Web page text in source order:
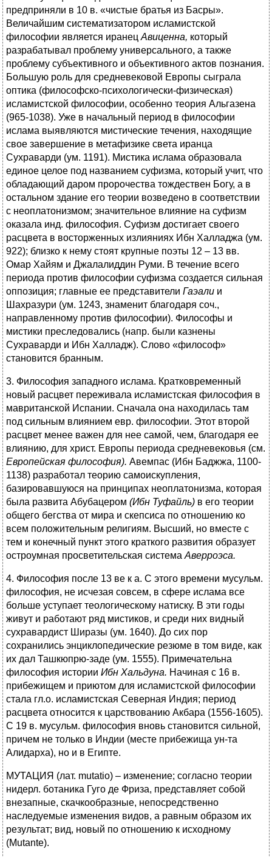
предприняли в 10 в. «чистые братья из Басры».
Величайшим систематизатором исламистской
философии является иранец Авиценна, который
разрабатывал проблему универсального, а также
проблему субъективного и объективного актов познания.
Большую роль для средневековой Европы сыграла
оптика (философско-психологически-физическая)
исламистской философии, особенно теория Альгазена
(965-1038). Уже в начальный период в философии
ислама выявляются мистические течения, находящие
свое завершение в метафизике света иранца
Сухраварди (ум. 1191). Мистика ислама образовала
единое целое под названием суфизма, который учит, что
обладающий даром пророчества тождествен Богу, а в
остальном здание его теории возведено в соответствии
с неоплатонизмом; значительное влияние на суфизм
оказала инд. философия. Суфизм достигает своего
расцвета в восторженных излияниях Ибн Халладжа (ум.
922); близко к нему стоят крупные поэты 12 – 13 вв.
Омар Хайям и Джалалиддин Руми. В течение всего
периода против философии суфизма создается сильная
оппозиция; главные ее представители Гаэали и
Шахразури (ум. 1243, знаменит благодаря соч.,
направленному против философии). Философы и
мистики преследовались (напр. были казнены
Сухраварди и Ибн Халладж). Слово «философ»
становится бранным.
3. Философия западного ислама. Кратковременный
новый расцвет переживала исламистская философия в
мавританской Испании. Сначала она находилась там
под сильным влиянием евр. философии. Этот второй
расцвет менее важен для нее самой, чем, благодаря ее
влиянию, для христ. Европы периода средневековья (см.
Европейская философия). Авемпас (Ибн Баджжа, 1100-
1138) разработал теорию самоискупления,
базировавшуюся на принципах неоплатонизма, которая
была развита Абубацером (Ибн Туфайль) в его теории
общего бегства от мира и скепсиса по отношению ко
всем положительным религиям. Высший, но вместе с
тем и конечный пункт этого краткого развития образует
остроумная просветительская система Аверроэса.
4. Философия после 13 ве к а. С этого времени мусульм.
философия, не исчезая совсем, в сфере ислама все
больше уступает теологическому натиску. В эти годы
живут и работают ряд мистиков, и среди них видный
сухравардист Ширазы (ум. 1640). До сих пор
сохранились энциклопедические резюме в том виде, как
их дал Ташкюпрю-заде (ум. 1555). Примечательна
философия истории Ибн Хальдуна. Начиная с 16 в.
прибежищем и приютом для исламистской философии
стала гл.о. исламистская Северная Индия; период
расцвета относится к царствованию Акбара (1556-1605).
С 19 в. мусульм. философия вновь становится сильной,
причем не только в Индии (месте прибежища ун-та
Алидарха), но и в Египте.
МУТАЦИЯ (лат. mutatio) – изменение; согласно теории
нидерл. ботаника Гуго де Фриза, представляет собой
внезапные, скачкообразные, непосредственно
наследуемые изменения видов, а равным образом их
результат; вид, новый по отношению к исходному
(Mutante).